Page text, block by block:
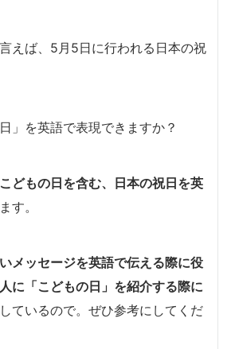
えば、5月5日に行われる日本の祝
」を英語で表現できますか？
こどもの日を含む、日本の祝日を英
す。
メッセージを英語で伝える際に役
に「こどもの日」を紹介する際に
しているので。ぜひ参考にしてくだ